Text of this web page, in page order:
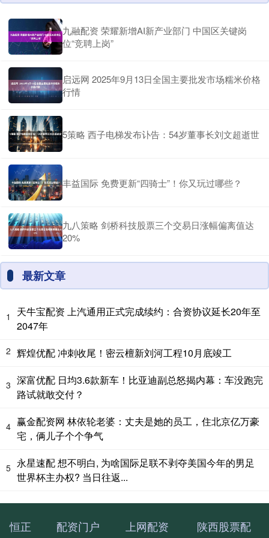
九融配资 荣耀新增AI新产业部门 中国区关键岗
位“竞聘上岗”
启远网 2025年9月13日全国主要批发市场糯米价格
行情
5策略 西子电梯发布讣告：54岁董事长刘文超逝世
丰益国际 免费更新“四骑士”！你又玩过哪些？
九八策略 剑桥科技股票三个交易日涨幅偏离值达
20%
最新文章
1
天牛宝配资 上汽通用正式完成续约：合资协议延长20年至
2047年
2 辉煌优配 冲刺收尾！密云檀新刘河工程10月底竣工
3 深富优配 日均3.6款新车！比亚迪副总怒揭内幕：车没跑完
路试就敢交付？
4 赢金配资网 林依轮老婆：丈夫是她的员工，住北京亿万豪
宅，俩儿子个个争气
5 永星速配 想不明白, 为啥国际足联不剥夺美国今年的男足
世界杯主办权? 当日往返...
恒正
配资门户
上网配资
陕西股票配